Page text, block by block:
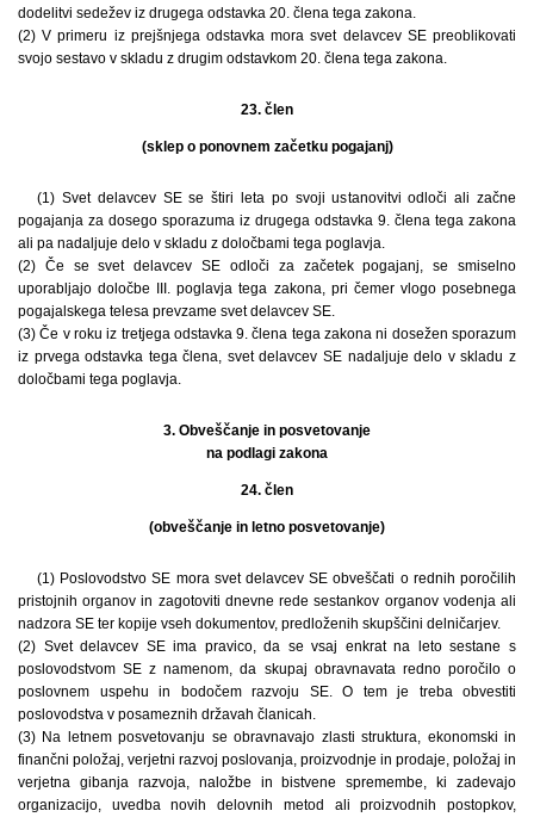
dodelitvi sedežev iz drugega odstavka 20. člena tega zakona.
(2) V primeru iz prejšnjega odstavka mora svet delavcev SE preoblikovati
svojo sestavo v skladu z drugim odstavkom 20. člena tega zakona.
23. člen
(sklep o ponovnem začetku pogajanj)
(1) Svet delavcev SE se štiri leta po svoji ustanovitvi odloči ali začne
pogajanja za dosego sporazuma iz drugega odstavka 9. člena tega zakona
ali pa nadaljuje delo v skladu z določbami tega poglavja.
(2) Če se svet delavcev SE odloči za začetek pogajanj, se smiselno
uporabljajo določbe III. poglavja tega zakona, pri čemer vlogo posebnega
pogajalskega telesa prevzame svet delavcev SE.
(3) Če v roku iz tretjega odstavka 9. člena tega zakona ni dosežen sporazum
iz prvega odstavka tega člena, svet delavcev SE nadaljuje delo v skladu z
določbami tega poglavja.
3. Obveščanje in posvetovanje
na podlagi zakona
24. člen
(obveščanje in letno posvetovanje)
(1) Poslovodstvo SE mora svet delavcev SE obveščati o rednih poročilih
pristojnih organov in zagotoviti dnevne rede sestankov organov vodenja ali
nadzora SE ter kopije vseh dokumentov, predloženih skupščini delničarjev.
(2) Svet delavcev SE ima pravico, da se vsaj enkrat na leto sestane s
poslovodstvom SE z namenom, da skupaj obravnavata redno poročilo o
poslovnem uspehu in bodočem razvoju SE. O tem je treba obvestiti
poslovodstva v posameznih državah članicah.
(3) Na letnem posvetovanju se obravnavajo zlasti struktura, ekonomski in
finančni položaj, verjetni razvoj poslovanja, proizvodnje in prodaje, položaj in
verjetna gibanja razvoja, naložbe in bistvene spremembe, ki zadevajo
organizacijo, uvedba novih delovnih metod ali proizvodnih postopkov,